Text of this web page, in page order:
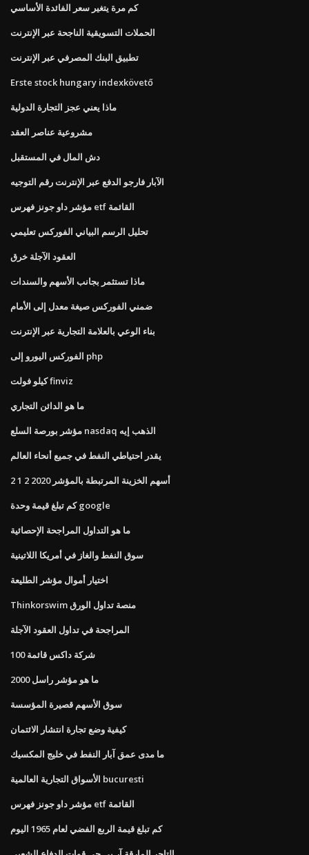
كم مرة يتغير سعر الفائدة الأساسي
الحملات التسويقية الناجحة عبر الإنترنت
تطبيق البنك المصرفي عبر الإنترنت
Erste stock hungary indexkövető
ماذا يعني عجز التجارة الدولية
مشروعية عناصر العقد
دش المال في المستقبل
الآبار فارجو الدفع عبر الإنترنت رقم التوجيه
مؤشر داو جونز فهرس etf القائمة
تحليل الرسم البياني الفوركس تعليمي
العقود الآجلة خرق
ماذا تستثمر بجانب الأسهم والسندات
ضمني الفوركس صيغة معدل إلى الأمام
بناء الوعي بالعلامة التجارية عبر الإنترنت
الفوركس اليورو إلى php
كيلو فولت finviz
ما هو الدائن التجاري
مؤشر بورصة السلع nasdaq الذهب إيه
يقدر احتياطي النفط في جميع أنحاء العالم
2 1 2 أسهم الخزينة المرتبطة بالمؤشر 2020
كم تبلغ قيمة وحدة google
ما هو التداول المراجحة الإحصائية
سوق النفط والغاز في أمريكا اللاتينية
اختيار أموال مؤشر الطليعة
Thinkorswim منصة تداول الورق
المراجحة في تداول العقود الآجلة
100 شركة داكس قائمة
ما هو مؤشر راسل 2000
سوق الأسهم قصيرة المؤسسة
كيفية وضع تجارة انتشار الائتمان
ما مدى عمق آبار النفط في خليج المكسيك
الأسواق التجارية العالمية bucuresti
مؤشر داو جونز فهرس etf القائمة
كم تبلغ قيمة الربع الفضي لعام 1965 اليوم